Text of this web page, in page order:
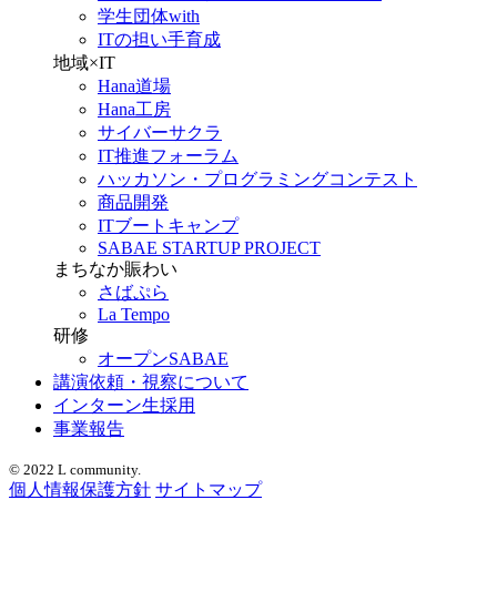
学生団体with
ITの担い手育成
地域×IT
Hana道場
Hana工房
サイバーサクラ
IT推進フォーラム
ハッカソン・プログラミングコンテスト
商品開発
ITブートキャンプ
SABAE STARTUP PROJECT
まちなか賑わい
さばぷら
La Tempo
研修
オープンSABAE
講演依頼・視察について
インターン生採用
事業報告
© 2022 L community.
個人情報保護方針 サイトマップ